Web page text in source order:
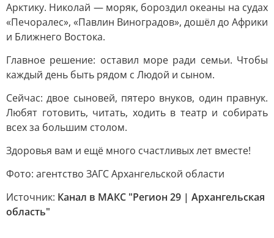
Арктику. Николай — моряк, бороздил океаны на судах
«Печоралес», «Павлин Виноградов», дошёл до Африки
и Ближнего Востока.
Главное решение: оставил море ради семьи. Чтобы
каждый день быть рядом с Людой и сыном.
Сейчас: двое сыновей, пятеро внуков, один правнук.
Любят готовить, читать, ходить в театр и собирать
всех за большим столом.
Здоровья вам и ещё много счастливых лет вместе!
Фото: агентство ЗАГС Архангельской области
Источник: Канал в МАКС "Регион 29 | Архангельская
область"